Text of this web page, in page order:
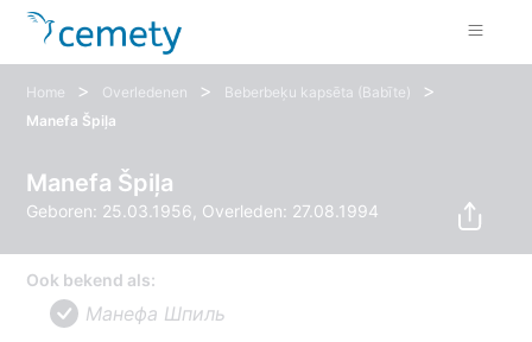
Home > Overledenen > Beberbeķu kapsēta (Babīte) >
Manefa Špiļa
Manefa Špiļa
Geboren: 25.03.1956, Overleden: 27.08.1994
Ook bekend als:
Манефа Шпиль